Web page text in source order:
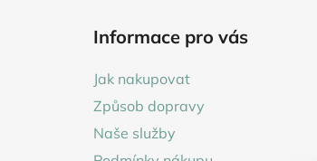
Informace pro vás
Jak nakupovat
Způsob dopravy
Naše služby